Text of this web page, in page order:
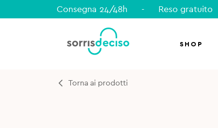
Consegna 24/48h - Reso gratuito
SHOP
Torna ai prodotti